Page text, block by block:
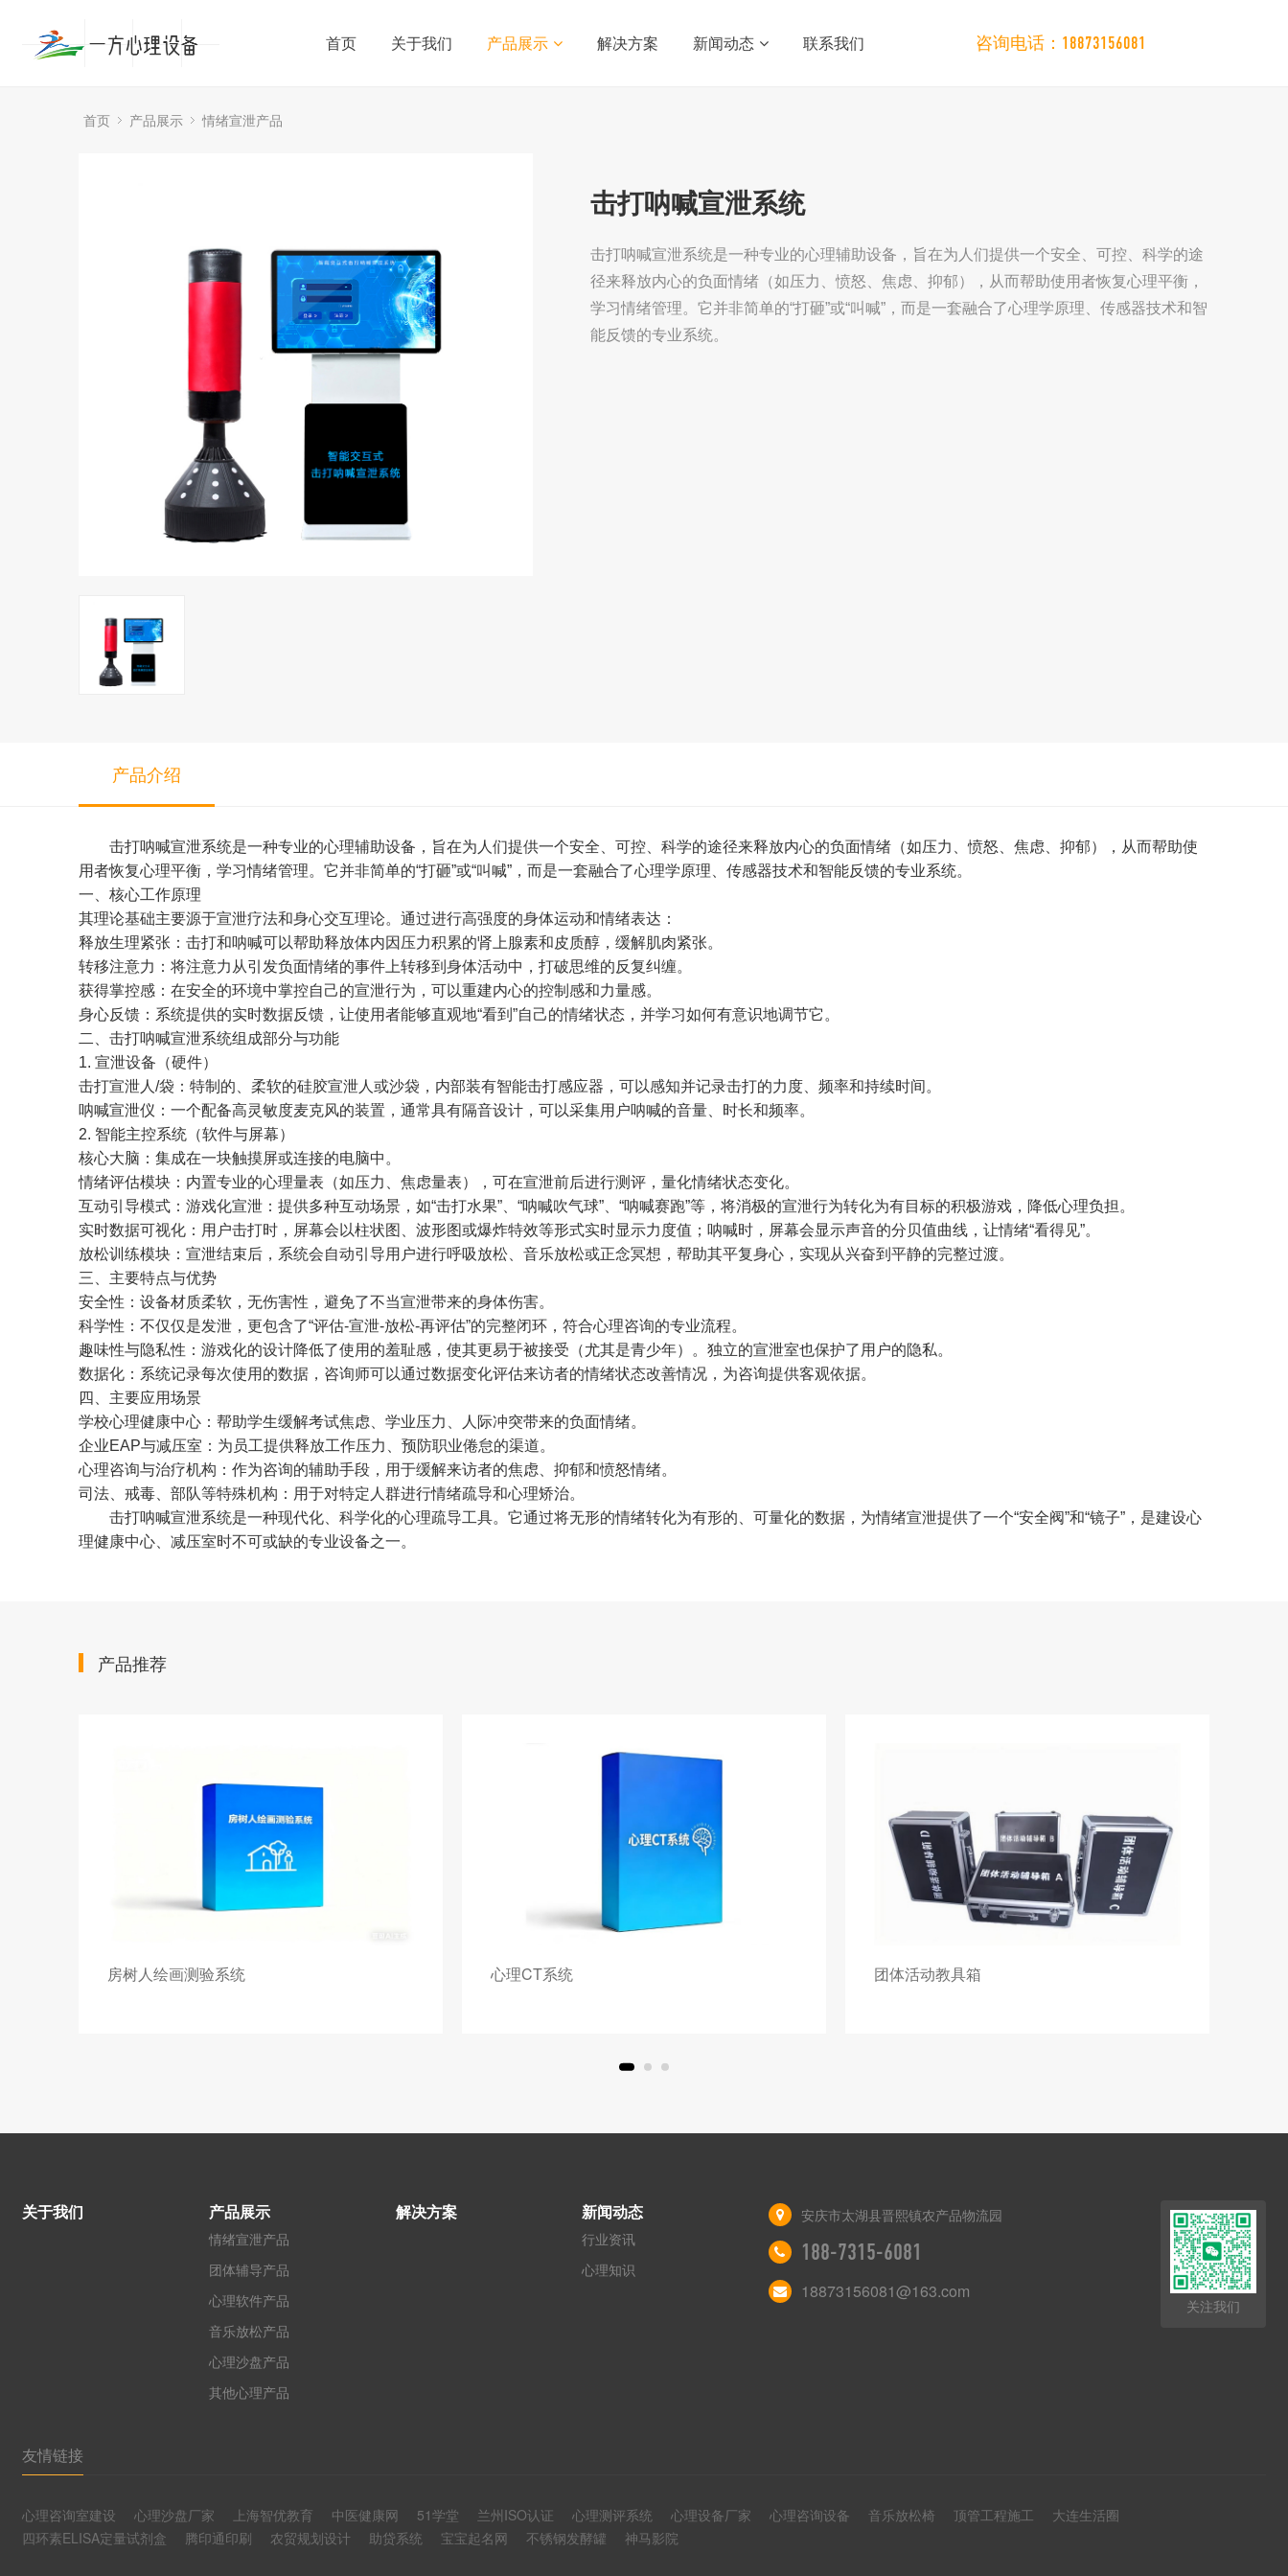
首页 关于我们 产品展示 解决方案 新闻动态 联系我们 咨询电话：18873156081
首页 产品展示 情绪宣泄产品
击打呐喊宣泄系统
​击打呐喊宣泄系统是一种专业的心理辅助设备，旨在为人们提供一个安全、可控、科学的途
径来释放内心的负面情绪（如压力、愤怒、焦虑、抑郁），从而帮助使用者恢复心理平衡，
学习情绪管理。它并非简单的“打砸”或“叫喊”，而是一套融合了心理学原理、传感器技术和智
能反馈的专业系统。
产品介绍
击打呐喊宣泄系统是一种专业的心理辅助设备，旨在为人们提供一个安全、可控、科学的途径来释放内心的负面情绪（如压力、愤怒、焦虑、抑郁），从而帮助使
用者恢复心理平衡，学习情绪管理。它并非简单的“打砸”或“叫喊”，而是一套融合了心理学原理、传感器技术和智能反馈的专业系统。
一、核心工作原理
其理论基础主要源于宣泄疗法和身心交互理论。通过进行高强度的身体运动和情绪表达：
释放生理紧张：击打和呐喊可以帮助释放体内因压力积累的肾上腺素和皮质醇，缓解肌肉紧张。
转移注意力：将注意力从引发负面情绪的事件上转移到身体活动中，打破思维的反复纠缠。
获得掌控感：在安全的环境中掌控自己的宣泄行为，可以重建内心的控制感和力量感。
身心反馈：系统提供的实时数据反馈，让使用者能够直观地“看到”自己的情绪状态，并学习如何有意识地调节它。
二、 击打呐喊宣泄系统组成部分与功能
1. 宣泄设备（硬件）
击打宣泄人/袋：特制的、柔软的硅胶宣泄人或沙袋，内部装有智能击打感应器，可以感知并记录击打的力度、频率和持续时间。
呐喊宣泄仪：一个配备高灵敏度麦克风的装置，通常具有隔音设计，可以采集用户呐喊的音量、时长和频率。
2. 智能主控系统（软件与屏幕）
核心大脑：集成在一块触摸屏或连接的电脑中。
情绪评估模块：内置专业的心理量表（如压力、焦虑量表），可在宣泄前后进行测评，量化情绪状态变化。
互动引导模式： 游戏化宣泄：提供多种互动场景，如“击打水果”、“呐喊吹气球”、“呐喊赛跑”等，将消极的宣泄行为转化为有目标的积极游戏，降低心理负担。
实时数据可视化：用户击打时，屏幕会以柱状图、波形图或爆炸特效等形式实时显示力度值；呐喊时，屏幕会显示声音的分贝值曲线，让情绪“看得见”。
放松训练模块：宣泄结束后，系统会自动引导用户进行呼吸放松、音乐放松或正念冥想，帮助其平复身心，实现从兴奋到平静的完整过渡。
三、主要特点与优势
安全性：设备材质柔软，无伤害性，避免了不当宣泄带来的身体伤害。
科学性：不仅仅是发泄，更包含了“评估-宣泄-放松-再评估”的完整闭环，符合心理咨询的专业流程。
趣味性与隐私性：游戏化的设计降低了使用的羞耻感，使其更易于被接受（尤其是青少年）。独立的宣泄室也保护了用户的隐私。
数据化：系统记录每次使用的数据，咨询师可以通过数据变化评估来访者的情绪状态改善情况，为咨询提供客观依据。
四、主要应用场景
学校心理健康中心：帮助学生缓解考试焦虑、学业压力、人际冲突带来的负面情绪。
企业EAP与减压室：为员工提供释放工作压力、预防职业倦怠的渠道。
心理咨询与治疗机构：作为咨询的辅助手段，用于缓解来访者的焦虑、抑郁和愤怒情绪。
司法、戒毒、部队等特殊机构：用于对特定人群进行情绪疏导和心理矫治。
击打呐喊宣泄系统是一种现代化、科学化的心理疏导工具。它通过将无形的情绪转化为有形的、可量化的数据，为情绪宣泄提供了一个“安全阀”和“镜子”，是建设心
理健康中心、减压室时不可或缺的专业设备之一。
产品推荐
房树人绘画测验系统 心理CT系统 团体活动教具箱
关于我们 产品展示
情绪宣泄产品
团体辅导产品
心理软件产品
音乐放松产品
心理沙盘产品
其他心理产品
解决方案 新闻动态
行业资讯
心理知识
安庆市太湖县晋熙镇农产品物流园
188-7315-6081
18873156081@163.com
关注我们
友情链接
心理咨询室建设 心理沙盘厂家 上海智优教育 中医健康网 51学堂 兰州ISO认证 心理测评系统 心理设备厂家 心理咨询设备 音乐放松椅 顶管工程施工
大连生活圈
四环素ELISA定量试剂盒
腾印通印刷 农贸规划设计 助贷系统 宝宝起名网 不锈钢发酵罐 神马影院